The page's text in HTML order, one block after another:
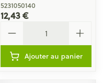
5231050140
12,43 €
Ajouter au panier